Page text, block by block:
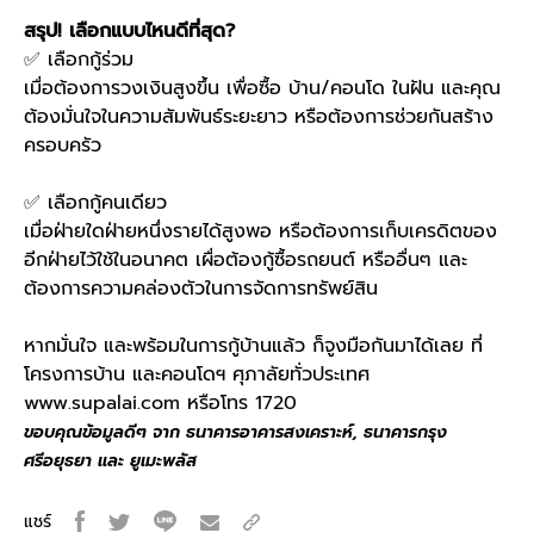
สรุป! เลือกแบบไหนดีที่สุด?
✅ เลือกกู้ร่วม
เมื่อต้องการวงเงินสูงขึ้น เพื่อซื้อ บ้าน/คอนโด ในฝัน และคุณ
ต้องมั่นใจในความสัมพันธ์ระยะยาว หรือต้องการช่วยกันสร้าง
ครอบครัว
✅ เลือกกู้คนเดียว
เมื่อฝ่ายใดฝ่ายหนึ่งรายได้สูงพอ หรือต้องการเก็บเครดิตของ
อีกฝ่ายไว้ใช้ในอนาคต เผื่อต้องกู้ซื้อรถยนต์ หรืออื่นๆ และ
ต้องการความคล่องตัวในการจัดการทรัพย์สิน
หากมั่นใจ และพร้อมในการกู้บ้านแล้ว ก็จูงมือกันมาได้เลย ที่
โครงการบ้าน และคอนโดฯ ศุภาลัยทั่วประเทศ
www.supalai.com หรือโทร 1720
ขอบคุณข้อมูลดีๆ จาก ธนาคารอาคารสงเคราะห์, ธนาคารกรุง
ศรีอยุธยา และ ยูเมะพลัส
แชร์